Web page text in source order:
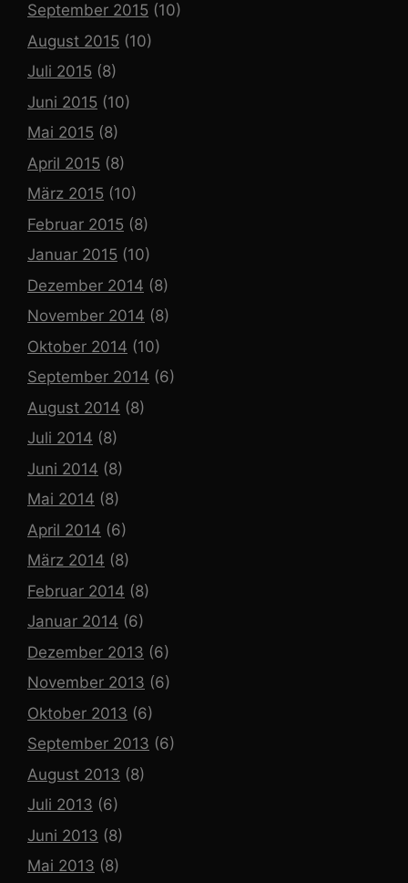
September 2015 (10)
August 2015 (10)
Juli 2015 (8)
Juni 2015 (10)
Mai 2015 (8)
April 2015 (8)
März 2015 (10)
Februar 2015 (8)
Januar 2015 (10)
Dezember 2014 (8)
November 2014 (8)
Oktober 2014 (10)
September 2014 (6)
August 2014 (8)
Juli 2014 (8)
Juni 2014 (8)
Mai 2014 (8)
April 2014 (6)
März 2014 (8)
Februar 2014 (8)
Januar 2014 (6)
Dezember 2013 (6)
November 2013 (6)
Oktober 2013 (6)
September 2013 (6)
August 2013 (8)
Juli 2013 (6)
Juni 2013 (8)
Mai 2013 (8)